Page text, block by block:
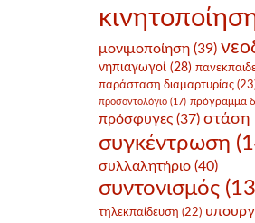
μονιμοποίηση (39)
νηπιαγωγοί (28)
παράσταση διαμαρτυρίας
προσοντολόγιο (17) πρόγραμμα
πρόσφυγες (37) στάση
συγκέντρωση
συλλαλητήριο (40)
συντονισμός
τηλεκπαίδευση (22)